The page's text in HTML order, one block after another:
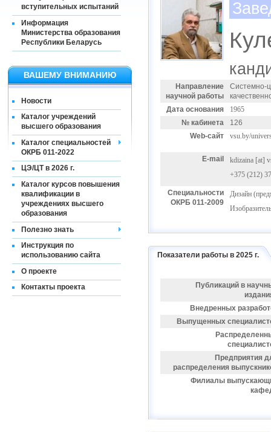
вступительных испытаний
Информация
Министерства образования
Республики Беларусь
ВАШЕМУ ВНИМАНИЮ
Новости
Каталог учреждений
высшего образования
Каталог специальностей
ОКРБ 011-2022
ЦЭ/ЦТ в 2026 г.
Каталог курсов повышения
квалификации в
учреждениях высшего
образования
Полезно знать
Инструкция по
использованию сайта
О проекте
Контакты проекта
Направление
научной работы
Системно-
Дата основания
1965
№ кабинета
126
Web-сайт
vsu.by/
E-mail kdizaina [at]
+375 (212)
Специальности
ОКРБ 011-2009
Дизайн
Показатели работы в 2025 г.
Публикаций в
Внедренных
Выпущенных
Предприятия
распределения
Филиалы